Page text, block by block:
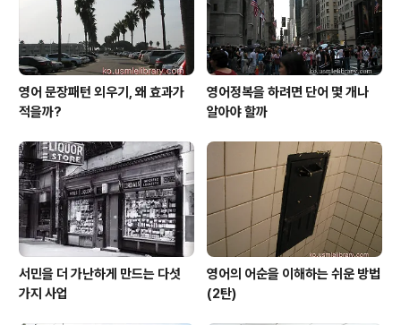
영어 문장패턴 외우기, 왜 효과가
적을까?
영어정복을 하려면 단어 몇 개나
알아야 할까
서민을 더 가난하게 만드는 다섯
가지 사업
영어의 어순을 이해하는 쉬운 방법
(2탄)